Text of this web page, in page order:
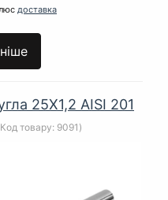
доставка
25Х1,2 AISI 201
товару: 9091 )